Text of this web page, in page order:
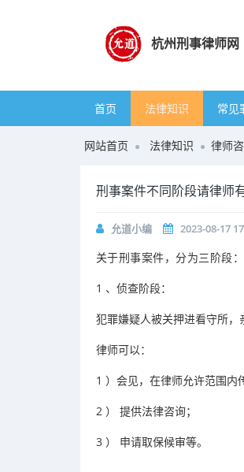
杭州刑事律师网
首页 法律知识 常见
网站首页 法律知识 律师
刑事案件不同阶段请律师
允道小编 2023-08-17
关于刑事案件，分为三阶段
1 、侦查阶段：
犯罪嫌疑人被关押进看守所，
律师可以：
1 ）会见，在律师允许范围内
2 ） 提供法律咨询；
3 ） 申请取保候审等。